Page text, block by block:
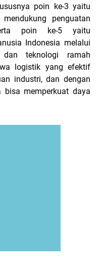
poin ke-3 yaitu
penguatan
poin ke-5 yaitu
Indonesia melalui
dan teknologi ramah
logistik yang efektif
industri, dan dengan
bisa memperkuat daya